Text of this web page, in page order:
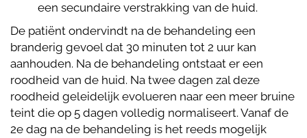
een secundaire verstrakking van de huid.
De patiënt ondervindt na de behandeling een
branderig gevoel dat 30 minuten tot 2 uur kan
aanhouden. Na de behandeling ontstaat er een
roodheid van de huid. Na twee dagen zal deze
roodheid geleidelijk evolueren naar een meer bruine
teint die op 5 dagen volledig normaliseert. Vanaf de
2e dag na de behandeling is het reeds mogelijk